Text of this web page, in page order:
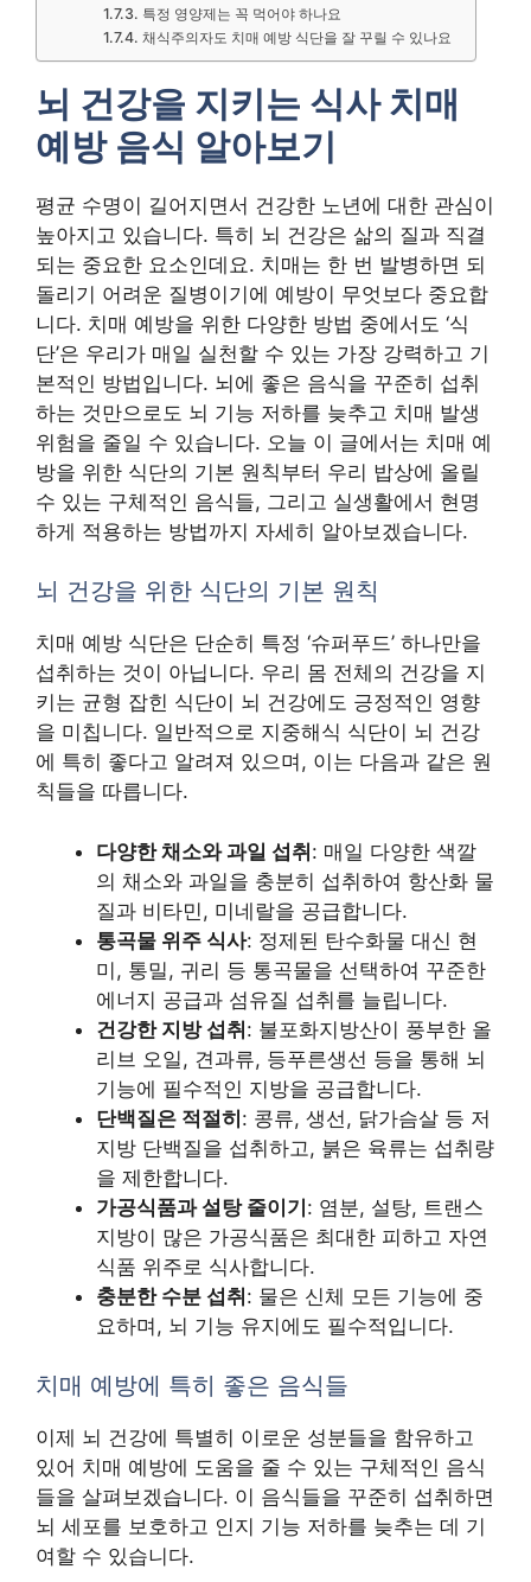
특정 영양제는 꼭 먹어야 하나요
채식주의자도 치매 예방 식단을 잘 꾸릴 수 있나요
뇌 건강을 지키는 식사 치매
예방 음식 알아보기
평균 수명이 길어지면서 건강한 노년에 대한 관심이
높아지고 있습니다. 특히 뇌 건강은 삶의 질과 직결
되는 중요한 요소인데요. 치매는 한 번 발병하면 되
돌리기 어려운 질병이기에 예방이 무엇보다 중요합
니다. 치매 예방을 위한 다양한 방법 중에서도 ‘식
단’은 우리가 매일 실천할 수 있는 가장 강력하고 기
본적인 방법입니다. 뇌에 좋은 음식을 꾸준히 섭취
하는 것만으로도 뇌 기능 저하를 늦추고 치매 발생
위험을 줄일 수 있습니다. 오늘 이 글에서는 치매 예
방을 위한 식단의 기본 원칙부터 우리 밥상에 올릴
수 있는 구체적인 음식들, 그리고 실생활에서 현명
하게 적용하는 방법까지 자세히 알아보겠습니다.
뇌 건강을 위한 식단의 기본 원칙
치매 예방 식단은 단순히 특정 ‘슈퍼푸드’ 하나만을
섭취하는 것이 아닙니다. 우리 몸 전체의 건강을 지
키는 균형 잡힌 식단이 뇌 건강에도 긍정적인 영향
을 미칩니다. 일반적으로 지중해식 식단이 뇌 건강
에 특히 좋다고 알려져 있으며, 이는 다음과 같은 원
칙들을 따릅니다.
다양한 채소와 과일 섭취: 매일 다양한 색깔
의 채소와 과일을 충분히 섭취하여 항산화 물
질과 비타민, 미네랄을 공급합니다.
통곡물 위주 식사: 정제된 탄수화물 대신 현
미, 통밀, 귀리 등 통곡물을 선택하여 꾸준한
에너지 공급과 섬유질 섭취를 늘립니다.
건강한 지방 섭취: 불포화지방산이 풍부한 올
리브 오일, 견과류, 등푸른생선 등을 통해 뇌
기능에 필수적인 지방을 공급합니다.
단백질은 적절히: 콩류, 생선, 닭가슴살 등 저
지방 단백질을 섭취하고, 붉은 육류는 섭취량
을 제한합니다.
가공식품과 설탕 줄이기: 염분, 설탕, 트랜스
지방이 많은 가공식품은 최대한 피하고 자연
식품 위주로 식사합니다.
충분한 수분 섭취: 물은 신체 모든 기능에 중
요하며, 뇌 기능 유지에도 필수적입니다.
치매 예방에 특히 좋은 음식들
이제 뇌 건강에 특별히 이로운 성분들을 함유하고
있어 치매 예방에 도움을 줄 수 있는 구체적인 음식
들을 살펴보겠습니다. 이 음식들을 꾸준히 섭취하면
뇌 세포를 보호하고 인지 기능 저하를 늦추는 데 기
여할 수 있습니다.